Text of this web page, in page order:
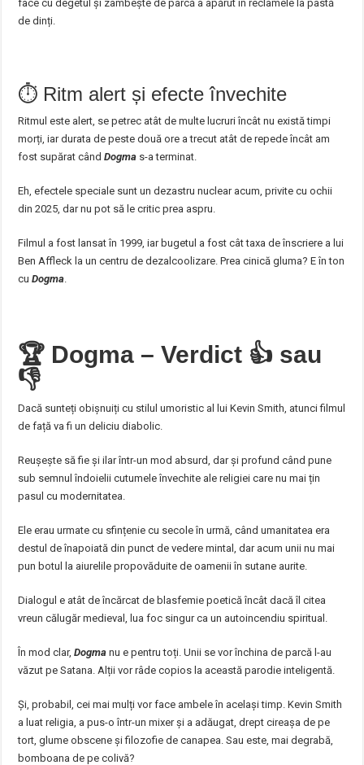
face cu degetul și zâmbește de parcă a apărut în reclamele la pastă
de dinți.
⏱️ Ritm alert și efecte învechite
Ritmul este alert, se petrec atât de multe lucruri încât nu există timpi
morți, iar durata de peste două ore a trecut atât de repede încât am
fost supărat cândDogma s-a terminat.
Eh, efectele speciale sunt un dezastru nuclear acum, privite cu ochii
din 2025, dar nu pot să le critic prea aspru.
Filmul a fost lansat în 1999, iar bugetul a fost cât taxa de înscriere a lui
Ben Affleck la un centru de dezalcoolizare. Prea cinică gluma? E în ton
cuDogma.
🏆 Dogma – Verdict 👍 sau
👎
Dacă sunteți obișnuiți cu stilul umoristic al lui Kevin Smith, atunci filmul
de față va fi un deliciu diabolic.
Reușește să fie și ilar într-un mod absurd, dar și profund când pune
sub semnul îndoielii cutumele învechite ale religiei care nu mai țin
pasul cu modernitatea.
Ele erau urmate cu sfințenie cu secole în urmă, când umanitatea era
destul de înapoiată din punct de vedere mintal, dar acum unii nu mai
pun botul la aiurelile propovăduite de oamenii în sutane aurite.
Dialogul e atât de încărcat de blasfemie poetică încât dacă îl citea
vreun călugăr medieval, lua foc singur ca un autoincendiu spiritual.
În mod clar,Dogma nu e pentru toți. Unii se vor închina de parcă l-au
văzut pe Satana. Alții vor râde copios la această parodie inteligentă.
Și, probabil, cei mai mulți vor face ambele în același timp. Kevin Smith
a luat religia, a pus-o într-un mixer și a adăugat, drept cireașa de pe
tort, glume obscene și filozofie de canapea. Sau este, mai degrabă,
bomboana de pe colivă?